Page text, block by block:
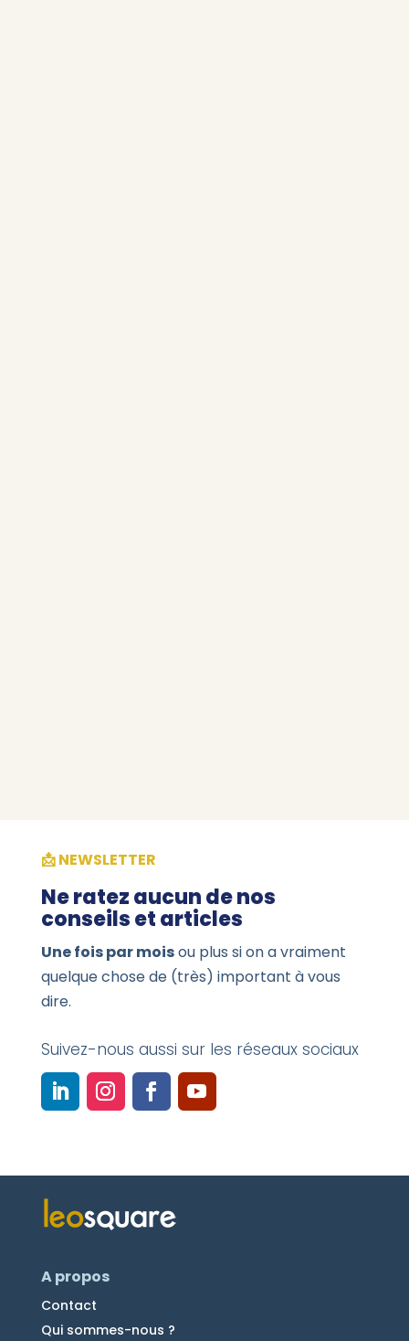
📩 NEWSLETTER
Ne ratez aucun de nos
conseils et articles
Une fois par moisou plus si on a vraiment
quelque chose de (très) important à vous
dire.
Suivez-nous aussi sur les réseaux sociaux
A propos
Contact
Qui sommes-nous ?